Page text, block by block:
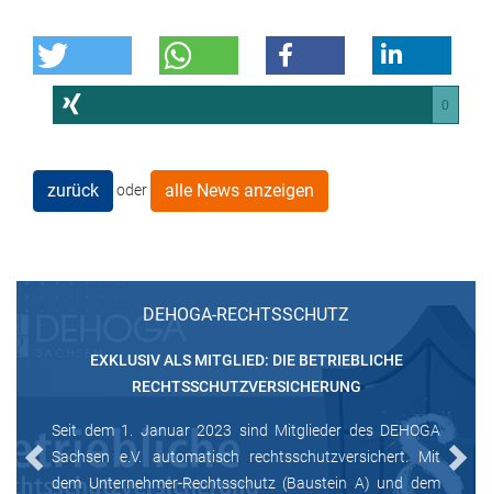
0
zurück oder alle News anzeigen
DEHOGA-RECHTSSCHUTZ
EXKLUSIV ALS MITGLIED: DIE BETRIEBLICHE
RECHTSSCHUTZVERSICHERUNG
Seit dem 1. Januar 2023 sind Mitglieder des DEHOGA
Sachsen e.V. automatisch rechtsschutzversichert. Mit
dem Unternehmer-Rechtsschutz (Baustein A) und dem
Previous Next